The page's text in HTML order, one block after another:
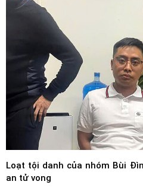
Loạt tội danh của nhóm Bùi
an tử vong